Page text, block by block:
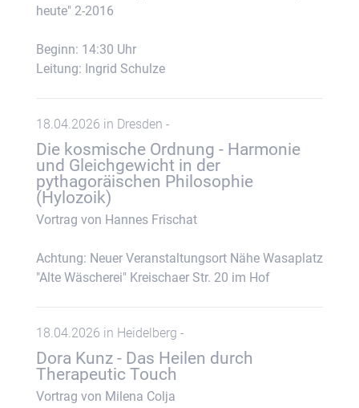
heute" 2-2016
Beginn: 14:30 Uhr
Leitung: Ingrid Schulze
18.04.2026 in Dresden -
Die kosmische Ordnung - Harmonie
und Gleichgewicht in der
pythagoräischen Philosophie
(Hylozoik)
Vortrag von Hannes Frischat
Achtung: Neuer Veranstaltungsort Nähe Wasaplatz
"Alte Wäscherei" Kreischaer Str. 20 im Hof
18.04.2026 in Heidelberg -
Dora Kunz - Das Heilen durch
Therapeutic Touch
Vortrag von Milena Colja